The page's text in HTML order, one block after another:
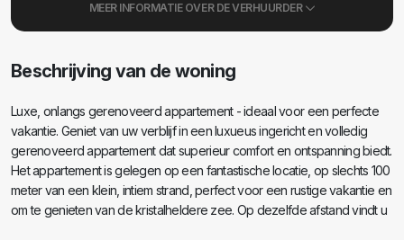
MEER INFORMATIE OVER DE VERHUURDER
Beschrijving van de woning
Luxe, onlangs gerenoveerd appartement - ideaal voor een perfecte
vakantie. Geniet van uw verblijf in een luxueus ingericht en volledig
gerenoveerd appartement dat superieur comfort en ontspanning biedt.
Het appartement is gelegen op een fantastische locatie, op slechts 100
meter van een klein, intiem strand, perfect voor een rustige vakantie en
om te genieten van de kristalheldere zee. Op dezelfde afstand vindt u